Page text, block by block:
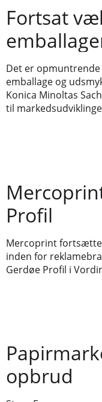
Fortsat
Det er
emballage og
Konica Minoltas
til
Profil
Mercoprint
inden for
Gerdøe Profil i
opbrud